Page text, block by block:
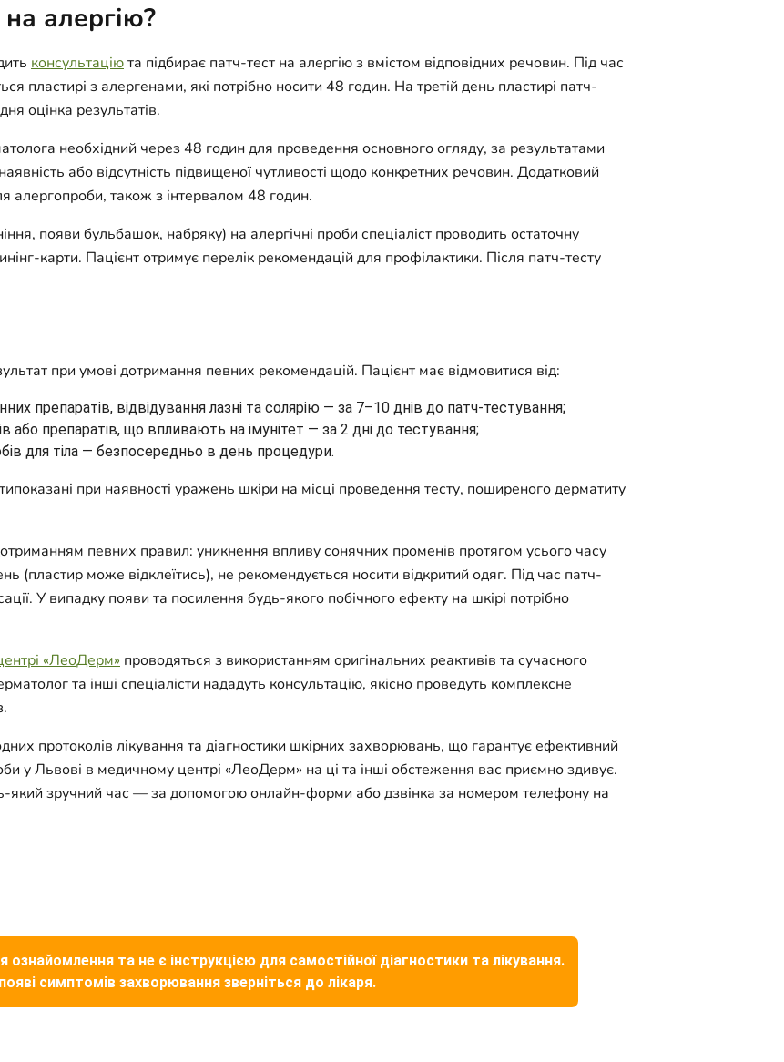
алергію?
консультаціюта підбирає патч-тест на алергію з вмістом відповідних речовин. Під час
пластирі з алергенами, які потрібно носити 48 годин. На третій день пластирі патч-
оцінка результатів.
необхідний через 48 годин для проведення основного огляду, за результатами
або відсутність підвищеної чутливості щодо конкретних речовин. Додатковий
алергопроби, також з інтервалом 48 годин.
появи бульбашок, набряку) на алергічні проби спеціаліст проводить остаточну
карти. Пацієнт отримує перелік рекомендацій для профілактики. Після патч-тесту
при умові дотримання певних рекомендацій. Пацієнт має відмовитися від:
препаратів, відвідування лазні та солярію — за 7–10 днів до патч-тестування;
або препаратів, що впливають на імунітет — за 2 дні до тестування;
для тіла — безпосередньо в день процедури.
при наявності уражень шкіри на місці проведення тесту, поширеного дерматиту
певних правил: уникнення впливу сонячних променів протягом усього часу
(пластир може відклеїтись), не рекомендується носити відкритий одяг. Під час патч-
У випадку появи та посилення будь-якого побічного ефекту на шкірі потрібно
«ЛеоДерм» проводяться з використанням оригінальних реактивів та сучасного
та інші спеціалісти нададуть консультацію, якісно проведуть комплексне
протоколів лікування та діагностики шкірних захворювань, що гарантує ефективний
у Львові в медичному центрі «ЛеоДерм» на ці та інші обстеження вас приємно здивує.
який зручний час — за допомогою онлайн-форми або дзвінка за номером телефону на
ознайомлення та не є інструкцією для самостійної діагностики та лікування.
симптомів захворювання зверніться до лікаря.